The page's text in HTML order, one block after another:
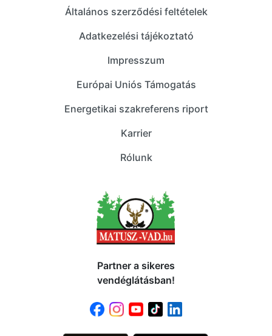
Általános szerződési feltételek
Adatkezelési tájékoztató
Impresszum
Európai Uniós Támogatás
Energetikai szakreferens riport
Karrier
Rólunk
Partner a sikeres
vendéglátásban!